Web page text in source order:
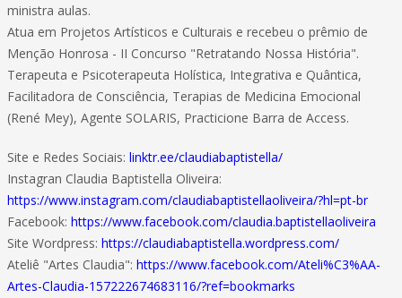
ministra aulas.
Atua em Projetos Artísticos e Culturais e recebeu o prêmio de
Menção Honrosa - II Concurso "Retratando Nossa História".
Terapeuta e Psicoterapeuta Holística, Integrativa e Quântica,
Facilitadora de Consciência, Terapias de Medicina Emocional
(René Mey), Agente SOLARIS, Practicione Barra de Access.
Site e Redes Sociais: linktr.ee/claudiabaptistella/
Instagran Claudia Baptistella Oliveira:
https://www.instagram.com/claudiabaptistellaoliveira/?hl=pt-br
Facebook: https://www.facebook.com/claudia.baptistellaoliveira
Site Wordpress: https://claudiabaptistella.wordpress.com/
Ateliê "Artes Claudia": https://www.facebook.com/Ateli%C3%AA-
Artes-Claudia-157222674683116/?ref=bookmarks